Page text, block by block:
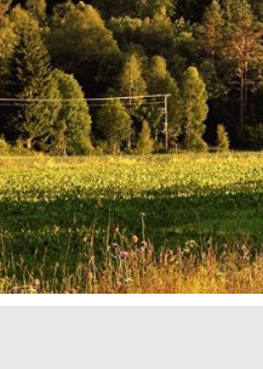
2025
Sista tömningen blir vecka